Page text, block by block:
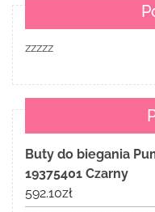
zzzzz
Buty do biegania
19375401 Czarny
592.10zł